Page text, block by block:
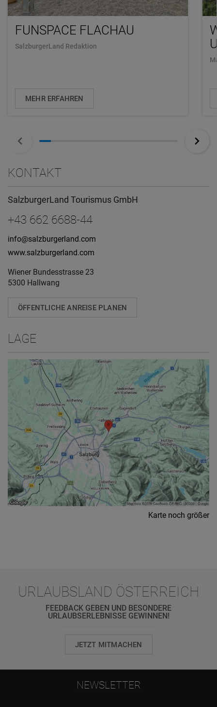
FUNSPACE FLACHAU
SalzburgerLand Redaktion
MEHR ERFAHREN
KONTAKT
SalzburgerLand Tourismus GmbH
+43 662 6688-44
info@salzburgerland.com
www.salzburgerland.com
Wiener Bundesstrasse 23
5300 Hallwang
ÖFFENTLICHE ANREISE PLANEN
LAGE
Karte noch größer
URLAUBSLAND ÖSTERREICH
FEEDBACK GEBEN UND BESONDERE
URLAUBSERLEBNISSE GEWINNEN!
JETZT MITMACHEN
NEWSLETTER